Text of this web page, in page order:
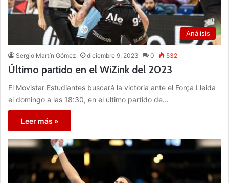
Análisis
Sergio Martín Gómez diciembre 9, 2023 0 532
Último partido en el WiZink del 2023
El Movistar Estudiantes buscará la victoria ante el Força Lleida
el domingo a las 18:30, en el último partido de…
Leer más »